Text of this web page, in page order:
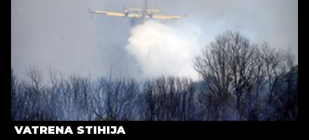
VATRENA STIHIJA